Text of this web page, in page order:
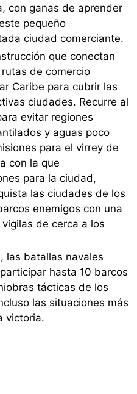
con ganas de aprender
pequeño
ciudad comerciante.
que conectan
de comercio
Caribe para cubrir las
ciudades. Recurre al
evitar regiones
y aguas poco
para el virrey de
con la que
para la ciudad,
las ciudades de los
enemigos con una
de cerca a los
las batallas navales
hasta 10 barcos
tácticas de los
las situaciones más
victoria.